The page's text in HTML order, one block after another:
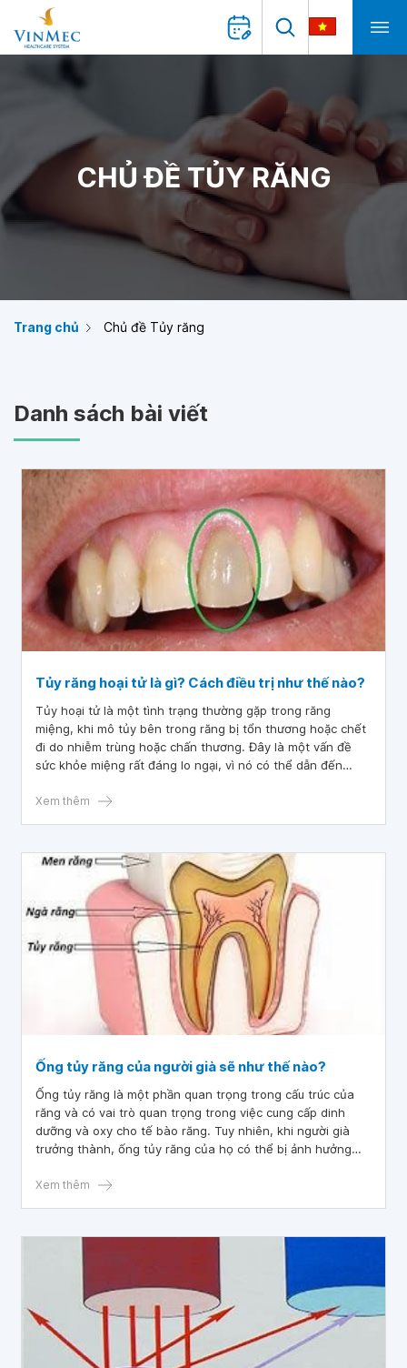
CHỦ ĐỀ TỦY RĂNG
Trang chủ Chủ đề Tủy răng
Danh sách bài viết
Tủy răng hoại tử là gì? Cách điều trị như thế nào?
Tủy hoại tử là một tình trạng thường gặp trong răng
miệng, khi mô tủy bên trong răng bị tổn thương hoặc chết
đi do nhiễm trùng hoặc chấn thương. Đây là một vấn đề
sức khỏe miệng rất đáng lo ngại, vì nó có thể dẫn đến
mất răng.
Xem thêm
Ống tủy răng của người già sẽ như thế nào?
Ống tủy răng là một phần quan trọng trong cấu trúc của
răng và có vai trò quan trọng trong việc cung cấp dinh
dưỡng và oxy cho tế bào răng. Tuy nhiên, khi người già
trưởng thành, ống tủy răng của họ có thể bị ảnh hưởng
các vấn đề về sức khỏe răng miệng và các tác nhân bên
sức khỏe của chúng là rất quan trọng để bảo vệ sức khỏe
chúng ta sẽ tìm hiểu về ống tủy răng của người già trưởng
thành và những yếu tố ảnh hưởng đến sức khỏe của
chúng.
Xem thêm